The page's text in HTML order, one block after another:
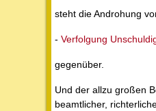
steht die Androhung
- Verfolgung
gegenüber.
Und der allzu großen
beamtlicher,